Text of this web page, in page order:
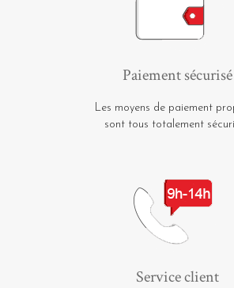
Paiement sécurisé
Les moyens de paiement
sont tous totalement
Service client